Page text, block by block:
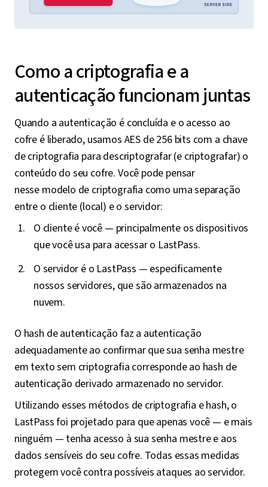
Como a criptografia e a
autenticação funcionam juntas
Quando a autenticação é concluída e o acesso ao
cofre é liberado, usamos AES de 256 bits com a chave
de criptografia para descriptografar (e criptografar) o
conteúdo do seu cofre. Você pode pensar
nesse modelo de criptografia como uma separação
entre o cliente (local) e o servidor:
O cliente é você — principalmente os dispositivos
que você usa para acessar o LastPass.
O servidor é o LastPass — especificamente
nossos servidores, que são armazenados na
nuvem.
O hash de autenticação faz a autenticação
adequadamente ao confirmar que sua senha mestre
em texto sem criptografia corresponde ao hash de
autenticação derivado armazenado no servidor.
Utilizando esses métodos de criptografia e hash, o
LastPass foi projetado para que apenas você — e mais
ninguém — tenha acesso à sua senha mestre e aos
dados sensíveis do seu cofre. Todas essas medidas
protegem você contra possíveis ataques ao servidor.